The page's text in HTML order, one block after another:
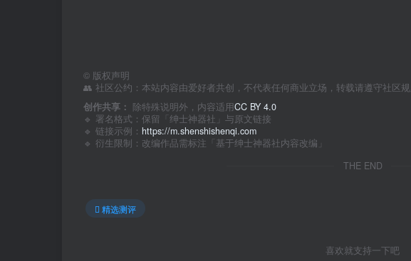
© 版权声明
👥 社区公约：本站内容由爱好者共创，不代表任何商业立场，转载请遵守社区规
创作共享： 除特殊说明外，内容适用CC BY 4.0
🔹 署名格式：保留「绅士神器社」与原文链接
🔹 链接示例： https://m.shenshishenqi.com
🔹 衍生限制：改编作品需标注「基于绅士神器社内容改编」
THE END
精选测评
喜欢就支持一下吧